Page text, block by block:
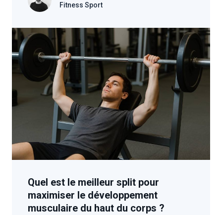
Fitness Sport
Quel est le meilleur split pour
maximiser le développement
musculaire du haut du corps ?